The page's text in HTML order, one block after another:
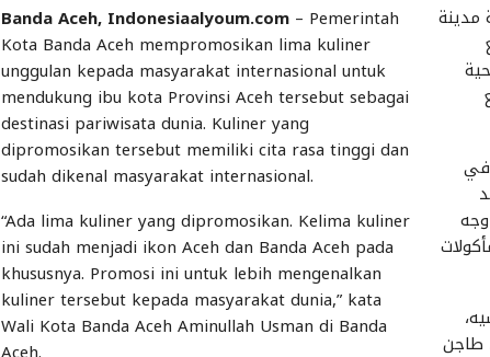
مدينة
في
طاجن
Banda Aceh, Indonesiaalyoum.com – Pemerintah
Kota Banda Aceh mempromosikan lima kuliner
unggulan kepada masyarakat internasional untuk
mendukung ibu kota Provinsi Aceh tersebut sebagai
destinasi pariwisata dunia. Kuliner yang
dipromosikan tersebut memiliki cita rasa tinggi dan
sudah dikenal masyarakat internasional.
“Ada lima kuliner yang dipromosikan. Kelima kuliner
ini sudah menjadi ikon Aceh dan Banda Aceh pada
khususnya. Promosi ini untuk lebih mengenalkan
kuliner tersebut kepada masyarakat dunia,” kata
Wali Kota Banda Aceh Aminullah Usman di Banda